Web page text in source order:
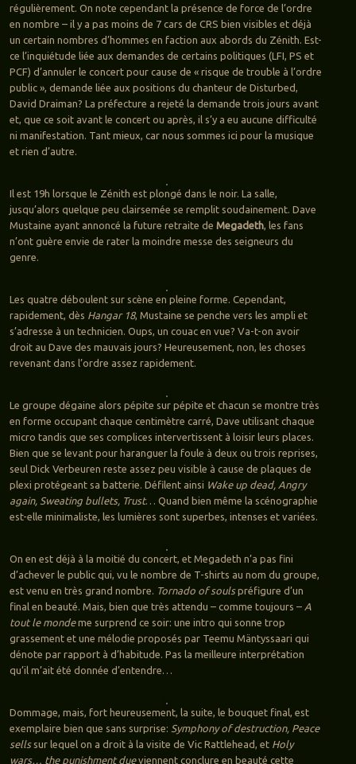
régulièrement. On note cependant la présence de force de l’ordre
en nombre – il y a pas moins de 7 cars de CRS bien visibles et déjà
un certain nombres d’hommes en faction aux abords du Zénith. Est-
ce l’inquiétude liée aux demandes de certains politiques (LFI, PS et
PCF) d’annuler le concert pour cause de « risque de trouble à l’ordre
public », demande liée aux positions du chanteur de Disturbed,
David Draiman? La préfecture a rejeté la demande trois jours avant
et, que ce soit avant le concert ou après, il s’y a eu aucune difficulté
ni manifestation. Tant mieux, car nous sommes ici pour la musique
et rien d’autre.
Il est 19h lorsque le Zénith est plongé dans le noir. La salle,
jusqu’alors quelque peu clairsemée se remplit soudainement. Dave
Mustaine ayant annoncé la future retraite de Megadeth, les fans
n’ont guère envie de rater la moindre messe des seigneurs du
genre.
Les quatre déboulent sur scène en pleine forme. Cependant,
rapidement, dès Hangar 18, Mustaine se penche vers les ampli et
s’adresse à un technicien. Oups, un couac en vue? Va-t-on avoir
droit au Dave des mauvais jours? Heureusement, non, les choses
revenant dans l’ordre assez rapidement.
Le groupe dégaine alors pépite sur pépite et chacun se montre très
en forme occupant chaque centimètre carré, Dave utilisant chaque
micro tandis que ses complices intervertissent à loisir leurs places.
Bien que se levant pour haranguer la foule à deux ou trois reprises,
seul Dick Verbeuren reste assez peu visible à cause de plaques de
plexi protégeant sa batterie. Défilent ainsi Wake up dead, Angry
again, Sweating bullets, Trust… Quand bien même la scénographie
est-elle minimaliste, les lumières sont superbes, intenses et variées.
On en est déjà à la moitié du concert, et Megadeth n’a pas fini
d’achever le public qui, vu le nombre de T-shirts au nom du groupe,
est venu en très grand nombre.
Tornado of soulspréfigure d’un
final en beauté. Mais, bien que très attendu – comme toujours – A
tout le mondeme surprend ce soir: une intro qui sonne trop
grassement et une mélodie proposés par Teemu Mäntyssaari qui
dénote par rapport à d’habitude. Pas la meilleure interprétation
qu’il m’ait été donnée d’entendre…
Dommage, mais, fort heureusement, la suite, le bouquet final, est
exemplaire bien que sans surprise: Symphony of destruction, Peace
sellssur lequel on a droit à la visite de Vic Rattlehead, et Holy
wars… the punishment dueviennent conclure en beauté cette